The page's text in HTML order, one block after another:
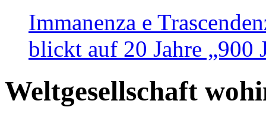
Immanenza e
blickt auf 20 Jahre „900
Weltgesellschaft